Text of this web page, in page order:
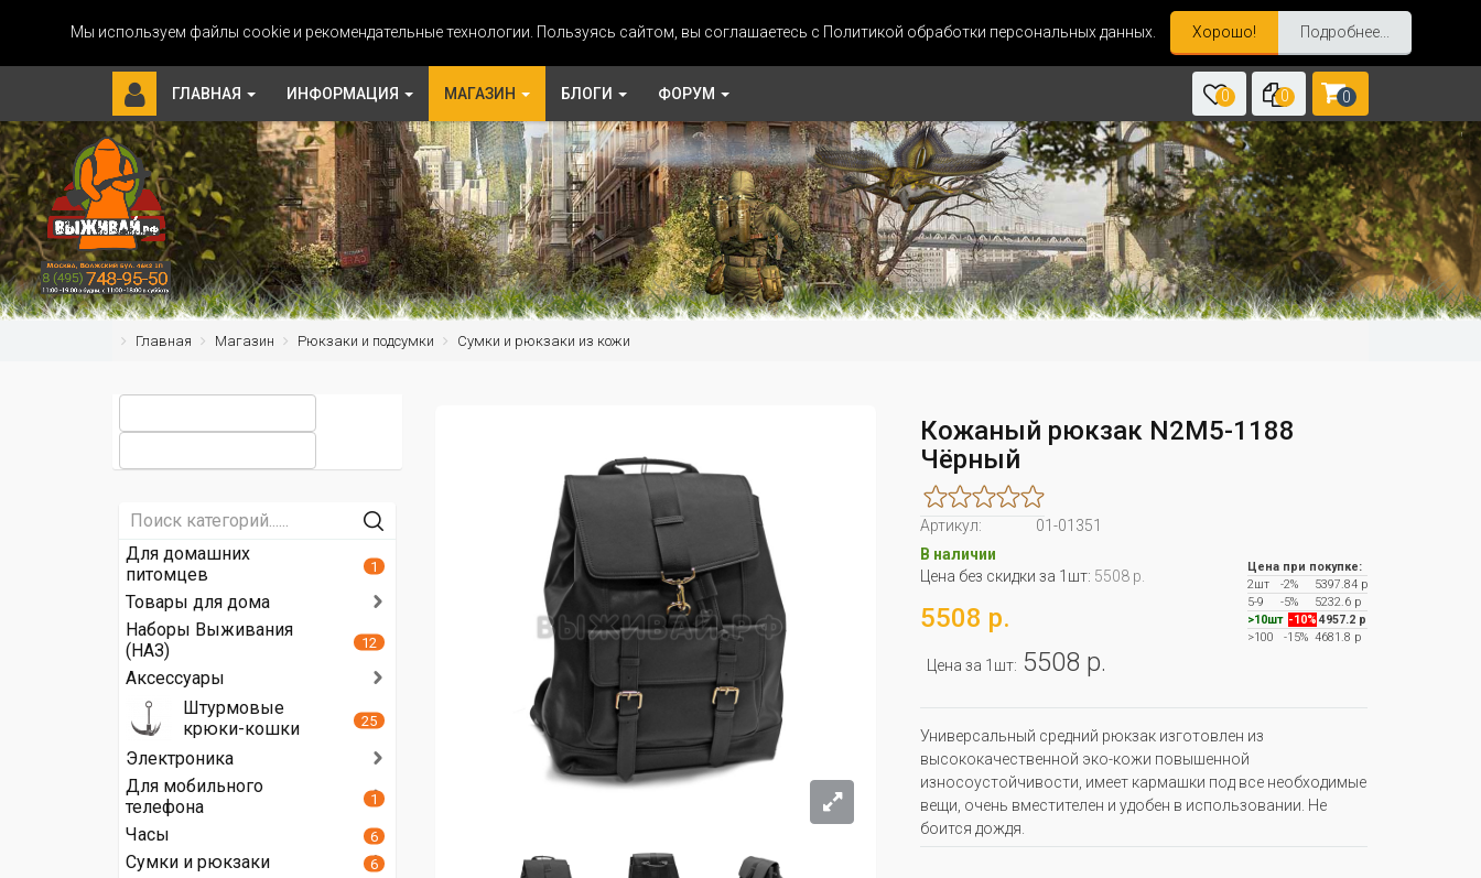
Мы используем файлы cookie и рекомендательные технологии. Пользуясь сайтом, вы соглашаетесь с Политикой обработки персональных данных. Хорошо! Подробнее...
ГЛАВНАЯ ИНФОРМАЦИЯ МАГАЗИН БЛОГИ ФОРУМ 0 0 0
Главная Магазин Рюкзаки и подсумки Сумки и рюкзаки из кожи
Кожаный рюкзак N2M5-1188
Чёрный
Артикул:
01-01351
В наличии
Цена без скидки за 1шт: 5508 р.
5508 р.
Цена за 1шт: 5508 р.
Цена при покупке:
2шт
-2%
5397.84 р
5-9
-5%
5232.6 р
>10шт -10%4957.2 р
>100
-15%4681.8 р
Универсальный средний рюкзак изготовлен из
высококачественной эко-кожи повышенной
износоустойчивости, имеет кармашки под все необходимые
вещи, очень вместителен и удобен в использовании. Не
боится дождя.
Для домашних
питомцев
1
Товары для дома
Наборы Выживания
(НАЗ)
12
Аксессуары
Штурмовые
крюки-кошки
25
Электроника
Для мобильного
телефона
1
Часы 6
Сумки и рюкзаки 6